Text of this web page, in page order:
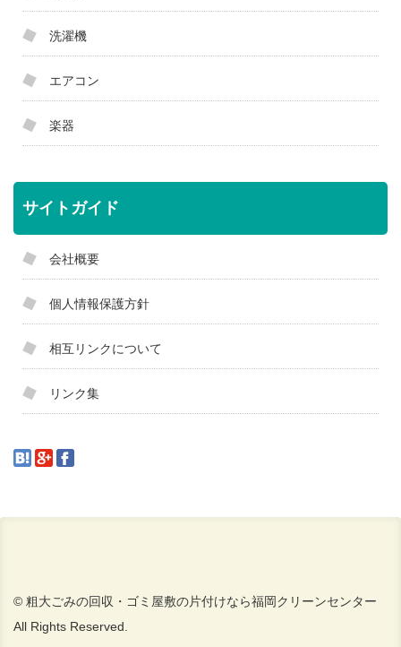
洗濯機
エアコン
楽器
サイトガイド
会社概要
個人情報保護方針
相互リンクについて
リンク集
© 粗大ごみの回収・ゴミ屋敷の片付けなら福岡クリーンセンター
All Rights Reserved.